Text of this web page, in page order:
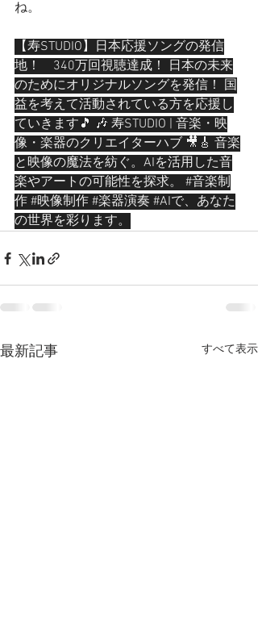
ね。
【寿STUDIO】日本応援ソングの発信
地！　340万回視聴達成！ 日本の未来
のためにオリジナルソングを発信！ 国
益を考えて活動されている方を応援し
ていきます🎵 🎶 寿STUDIO | 音楽・映
像・楽器のクリエイターハブ 🎥🎸 音楽
と映像の魔法を紡ぐ。AIを活用した音
楽やアートの可能性を探求。 #音楽制
作 #映像制作 #楽器演奏 #AIで、あなた
の世界を彩ります。
最新記事 すべて表示